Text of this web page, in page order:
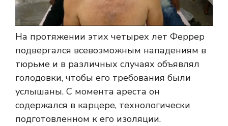
На протяжении этих четырех лет Феррер
подвергался всевозможным нападениям в
тюрьме и в различных случаях объявлял
голодовки, чтобы его требования были
услышаны. С момента ареста он
содержался в карцере, технологически
подготовленном к его изоляции.